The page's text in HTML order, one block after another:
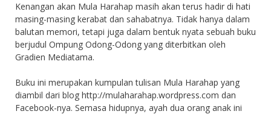
Kenangan akan Mula Harahap masih akan terus hadir di hati
masing-masing kerabat dan sahabatnya. Tidak hanya dalam
balutan memori, tetapi juga dalam bentuk nyata sebuah buku
berjudul Ompung Odong-Odong yang diterbitkan oleh
Gradien Mediatama.
Buku ini merupakan kumpulan tulisan Mula Harahap yang
diambil dari blog http://mulaharahap.wordpress.com dan
Facebook-nya. Semasa hidupnya, ayah dua orang anak ini